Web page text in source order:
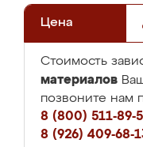
Цена
Стоимость
материалов
позвоните нам
8 (800) 511-89-
8 (926) 409-68-